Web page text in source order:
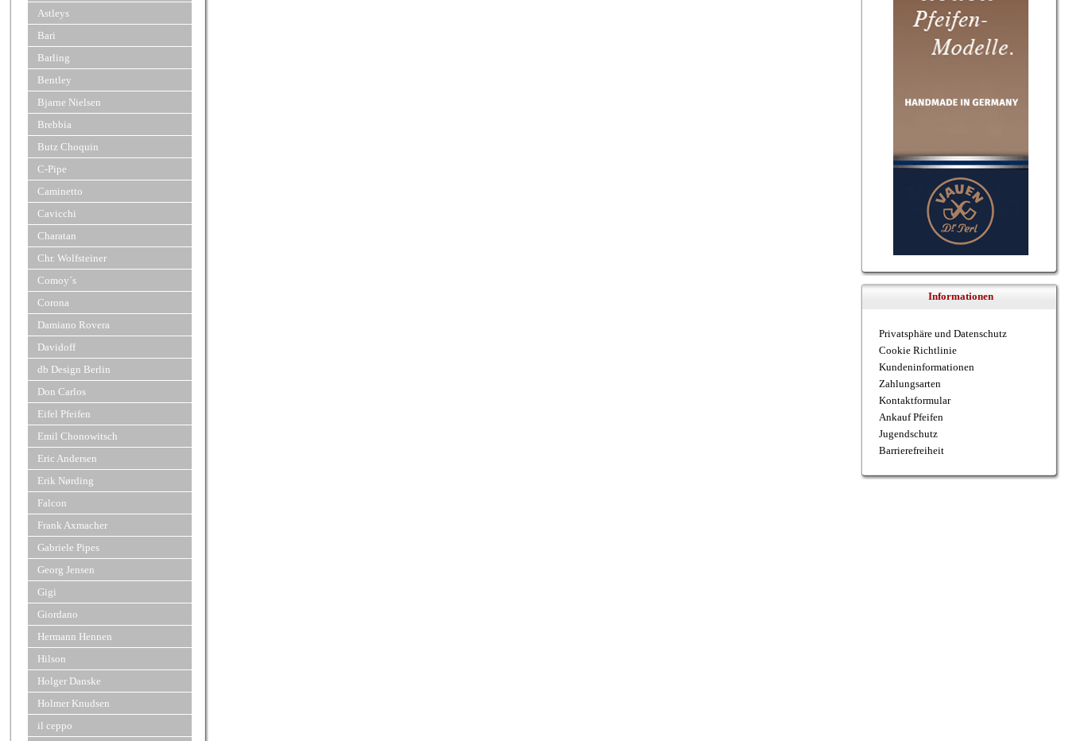
Astleys
Bari
Barling
Bentley
Bjarne Nielsen
Brebbia
Butz Choquin
C-Pipe
Caminetto
Cavicchi
Charatan
Chr. Wolfsteiner
Comoy´s
Corona
Damiano Rovera
Davidoff
db Design Berlin
Don Carlos
Eifel Pfeifen
Emil Chonowitsch
Eric Andersen
Erik Nørding
Falcon
Frank Axmacher
Gabriele Pipes
Georg Jensen
Gigi
Giordano
Hermann Hennen
Hilson
Holger Danske
Holmer Knudsen
il ceppo
Informationen
Privatsphäre und Datenschutz
Cookie Richtlinie
Kundeninformationen
Zahlungsarten
Kontaktformular
Ankauf Pfeifen
Jugendschutz
Barrierefreiheit